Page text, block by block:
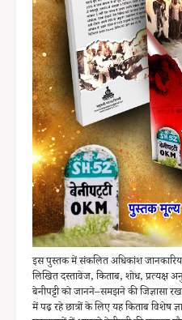
इस पुस्तक में संकलित अधिकांश
लिखित दस्तावेज, किताब, शोध, प्रत्यक्ष
बेनीपट्टी को जानने–समझने की जिज्ञासा
में पढ़ रहे छात्रों के लिए यह किताब विशेष